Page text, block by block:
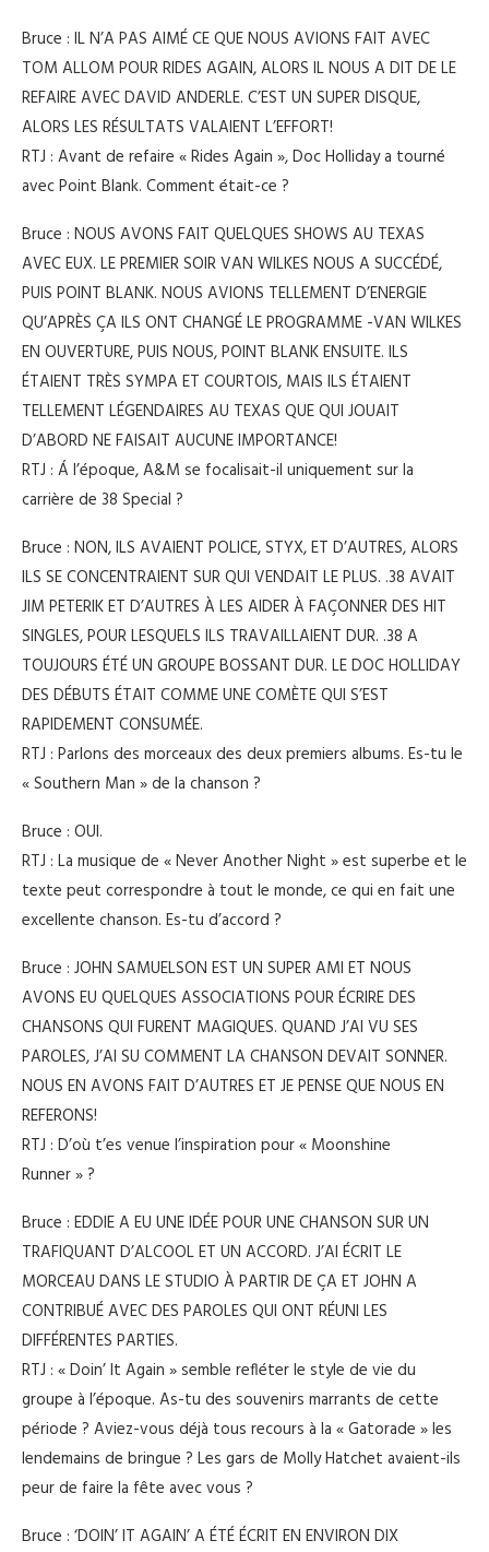
Bruce : IL N’A PAS AIMÉ CE QUE NOUS AVIONS FAIT AVEC
TOM ALLOM POUR RIDES AGAIN, ALORS IL NOUS A DIT DE LE
REFAIRE AVEC DAVID ANDERLE. C’EST UN SUPER DISQUE,
ALORS LES RÉSULTATS VALAIENT L’EFFORT!
RTJ : Avant de refaire « Rides Again », Doc Holliday a tourné
avec Point Blank. Comment était-ce ?
Bruce : NOUS AVONS FAIT QUELQUES SHOWS AU TEXAS
AVEC EUX. LE PREMIER SOIR VAN WILKES NOUS A SUCCÉDÉ,
PUIS POINT BLANK. NOUS AVIONS TELLEMENT D’ENERGIE
QU’APRÈS ÇA ILS ONT CHANGÉ LE PROGRAMME -VAN WILKES
EN OUVERTURE, PUIS NOUS, POINT BLANK ENSUITE. ILS
ÉTAIENT TRÈS SYMPA ET COURTOIS, MAIS ILS ÉTAIENT
TELLEMENT LÉGENDAIRES AU TEXAS QUE QUI JOUAIT
D’ABORD NE FAISAIT AUCUNE IMPORTANCE!
RTJ : Á l’époque, A&M se focalisait-il uniquement sur la
carrière de 38 Special ?
Bruce : NON, ILS AVAIENT POLICE, STYX, ET D’AUTRES, ALORS
ILS SE CONCENTRAIENT SUR QUI VENDAIT LE PLUS. .38 AVAIT
JIM PETERIK ET D’AUTRES À LES AIDER À FAÇONNER DES HIT
SINGLES, POUR LESQUELS ILS TRAVAILLAIENT DUR. .38 A
TOUJOURS ÉTÉ UN GROUPE BOSSANT DUR. LE DOC HOLLIDAY
DES DÉBUTS ÉTAIT COMME UNE COMÈTE QUI S’EST
RAPIDEMENT CONSUMÉE.
RTJ : Parlons des morceaux des deux premiers albums. Es-tu le
« Southern Man » de la chanson ?
Bruce : OUI.
RTJ : La musique de « Never Another Night » est superbe et le
texte peut correspondre à tout le monde, ce qui en fait une
excellente chanson. Es-tu d’accord ?
Bruce : JOHN SAMUELSON EST UN SUPER AMI ET NOUS
AVONS EU QUELQUES ASSOCIATIONS POUR ÉCRIRE DES
CHANSONS QUI FURENT MAGIQUES. QUAND J’AI VU SES
PAROLES, J’AI SU COMMENT LA CHANSON DEVAIT SONNER.
NOUS EN AVONS FAIT D’AUTRES ET JE PENSE QUE NOUS EN
REFERONS!
RTJ : D’où t’es venue l’inspiration pour « Moonshine
Runner » ?
Bruce : EDDIE A EU UNE IDÉE POUR UNE CHANSON SUR UN
TRAFIQUANT D’ALCOOL ET UN ACCORD. J’AI ÉCRIT LE
MORCEAU DANS LE STUDIO À PARTIR DE ÇA ET JOHN A
CONTRIBUÉ AVEC DES PAROLES QUI ONT RÉUNI LES
DIFFÉRENTES PARTIES.
RTJ : « Doin’ It Again » semble refléter le style de vie du
groupe à l’époque. As-tu des souvenirs marrants de cette
période ? Aviez-vous déjà tous recours à la « Gatorade » les
lendemains de bringue ? Les gars de Molly Hatchet avaient-ils
peur de faire la fête avec vous ?
Bruce : ‘DOIN’ IT AGAIN’ A ÉTÉ ÉCRIT EN ENVIRON DIX